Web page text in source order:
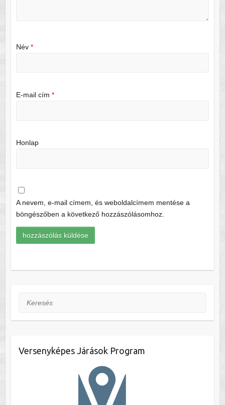
Név *
E-mail cím *
Honlap
A nevem, e-mail címem, és weboldalcímem mentése a
böngészőben a következő hozzászólásomhoz.
Keresés
Versenyképes Járások Program